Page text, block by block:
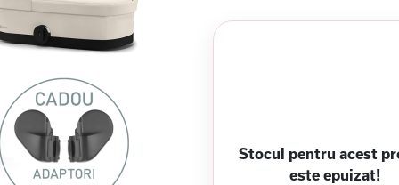
Stocul pentru acest
este epuizat!